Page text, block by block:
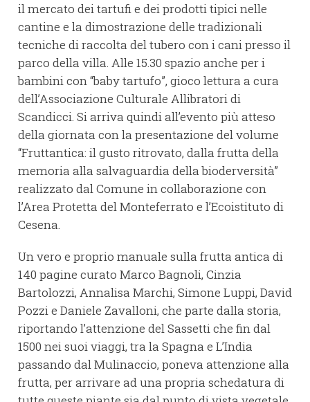
il mercato dei tartufi e dei prodotti tipici nelle
cantine e la dimostrazione delle tradizionali
tecniche di raccolta del tubero con i cani presso il
parco della villa. Alle 15.30 spazio anche per i
bambini con “baby tartufo”, gioco lettura a cura
dell’Associazione Culturale Allibratori di
Scandicci. Si arriva quindi all’evento più atteso
della giornata con la presentazione del volume
“Fruttantica: il gusto ritrovato, dalla frutta della
memoria alla salvaguardia della bioderversità”
realizzato dal Comune in collaborazione con
l’Area Protetta del Monteferrato e l’Ecoistituto di
Cesena.
Un vero e proprio manuale sulla frutta antica di
140 pagine curato Marco Bagnoli, Cinzia
Bartolozzi, Annalisa Marchi, Simone Luppi, David
Pozzi e Daniele Zavalloni, che parte dalla storia,
riportando l’attenzione del Sassetti che fin dal
1500 nei suoi viaggi, tra la Spagna e L’India
passando dal Mulinaccio, poneva attenzione alla
frutta, per arrivare ad una propria schedatura di